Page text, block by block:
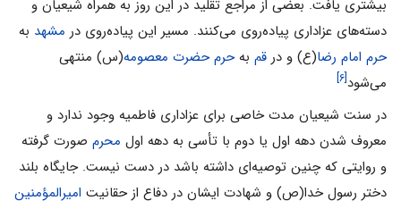
بیشتری یافت. بعضی از مراجع تقلید در این روز به همراه شیعیان و
دسته‌های عزاداری پیاده‌روی می‌کنند. مسیر این پیاده‌روی در مشهد به
حرم امام رضا(ع) و در قم بهحرم حضرت معصومه(س) منتهی
می‌شود[۶]
در سنت شیعیان مدت خاصی برای عزاداری فاطمیه وجود ندارد و
معروف شدن دهه اول یا دوم با تأسی به دهه اول محرم صورت گرفته
و روایتی که چنین توصیه‌ای داشته باشد در دست نیست. جایگاه بلند
دختر رسول خدا(ص) و شهادت ایشان در دفاع از حقانیت امیرالمؤمنین